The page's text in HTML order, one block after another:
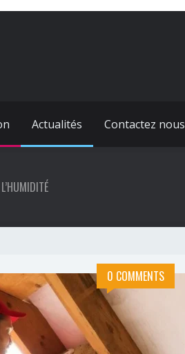
Actualités Contactez nous
0 COMMENTS